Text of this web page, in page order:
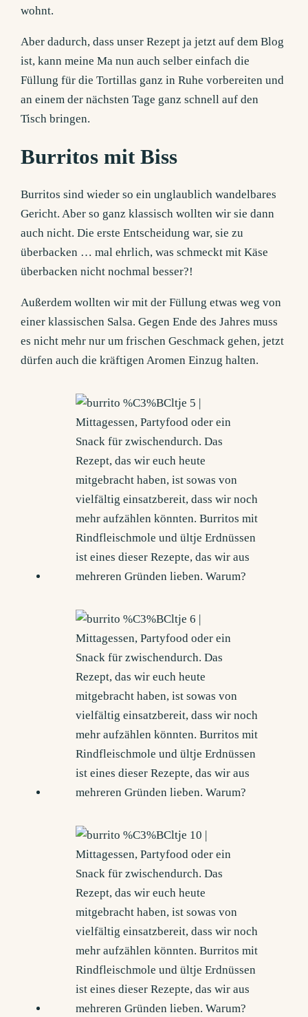
wohnt.
Aber dadurch, dass unser Rezept ja jetzt auf dem Blog
ist, kann meine Ma nun auch selber einfach die
Füllung für die Tortillas ganz in Ruhe vorbereiten und
an einem der nächsten Tage ganz schnell auf den
Tisch bringen.
Burritos mit Biss
Burritos sind wieder so ein unglaublich wandelbares
Gericht. Aber so ganz klassisch wollten wir sie dann
auch nicht. Die erste Entscheidung war, sie zu
überbacken … mal ehrlich, was schmeckt mit Käse
überbacken nicht nochmal besser?!
Außerdem wollten wir mit der Füllung etwas weg von
einer klassischen Salsa. Gegen Ende des Jahres muss
es nicht mehr nur um frischen Geschmack gehen, jetzt
dürfen auch die kräftigen Aromen Einzug halten.